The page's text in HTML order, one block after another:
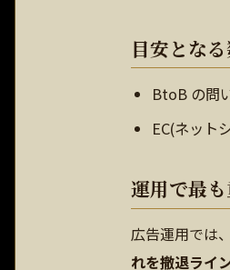
目安とな
BtoB の問
EC(ネット
運用で最
広告運用では、
れを撤退ライ